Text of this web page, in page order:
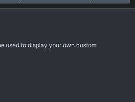
used to display your own custom